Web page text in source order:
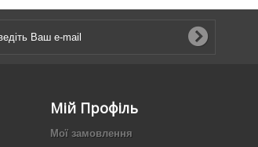
Мій Профіль
Мої замовлення